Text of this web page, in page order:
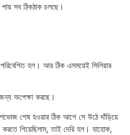
সব ঠিকঠাক চলছে।
হল। আর ঠিক এসময়েই সিলিয়ার
অপেক্ষা করছে।
শেষ হওয়ার ঠিক আগে সে উঠে দাঁড়িয়ে
গিয়েছিলাম, তাই দেরি হল। যাহোক,